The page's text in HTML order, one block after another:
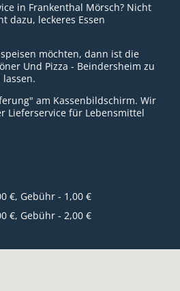
in Frankenthal Mörsch? Nicht
dazu, leckeres Essen
möchten, dann ist die
Und Pizza - Beindersheim zu
am Kassenbildschirm. Wir
Lieferservice für Lebensmittel
€, Gebühr - 1,00 €
€, Gebühr - 2,00 €